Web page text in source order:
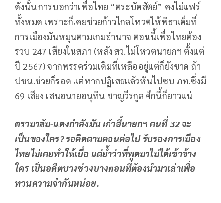
ดังนั้น การบอกว่าเพื่อไทย “ตระบัดสัตย์” คงไม่แฟร์
ทั้งหมด เพราะก็เคยช่วยก้าวไกลโหวตให้พิธาเต็มที่
การเมืองมันหมุนตามเกมอำนาจ ตอนนี้เพื่อไทยต้อง
รวบ 247 เสียงในสภา (หลัง สว.ไม่โหวตนายกฯ ตั้งแต่
ปี 2567) จากพรรคร่วมเดิมที่เหลืออยู่แต่ก็ยังขาด ถ้า
ปชน.ช่วยก็รอด แต่หากปฏิเสธแล้วหันไปซบ ภท.ซึ่งมี
69 เสียง เสนอนายอนุทิน ชาญวีรกูล ศึกนี้ก็ยาวแน่
ดรามาส้ม-แดงกำลังมัน เก้าอี้นายกฯ คนที่ 32 จะ
เป็นของใคร?รอติดตามตอนต่อไป รับรองการเมือง
ไทยไม่เคยทำให้เบื่อ แต่ย้ำว่าที่พูดมาไม่ได้เข้าข้าง
ใคร เป็นอดีตบางช่วงบางตอนที่ต้องนำมาเล่าเพื่อ
ทวนความจำกันหน่อย.